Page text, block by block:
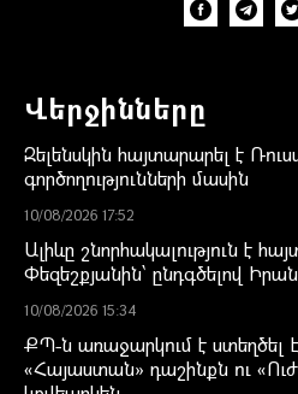
Վերջինները
Զելենսկին հայտարարել է
գործողությունների մասին
10/08/2026 17:52
Ալիևը շնորհակալություն է
Փեզեշքյանին՝ ընդգծելով
10/08/2026 15:34
ՔՊ-ն առաջարկում է ստեղծել
«Հայաստան» դաշինքն ու